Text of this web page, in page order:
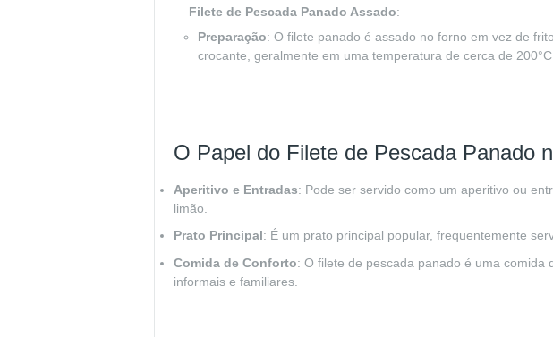
Filete de Pescada Panado Assado:
Preparação: O filete panado é assado no forno em vez de
crocante, geralmente em uma temperatura de cerca de 200°C
O Papel do Filete de Pescada Panado
Aperitivo e Entradas: Pode ser servido como um aperitivo ou
limão.
Prato Principal: É um prato principal popular, frequentemente
Comida de Conforto: O filete de pescada panado é uma
informais e familiares.